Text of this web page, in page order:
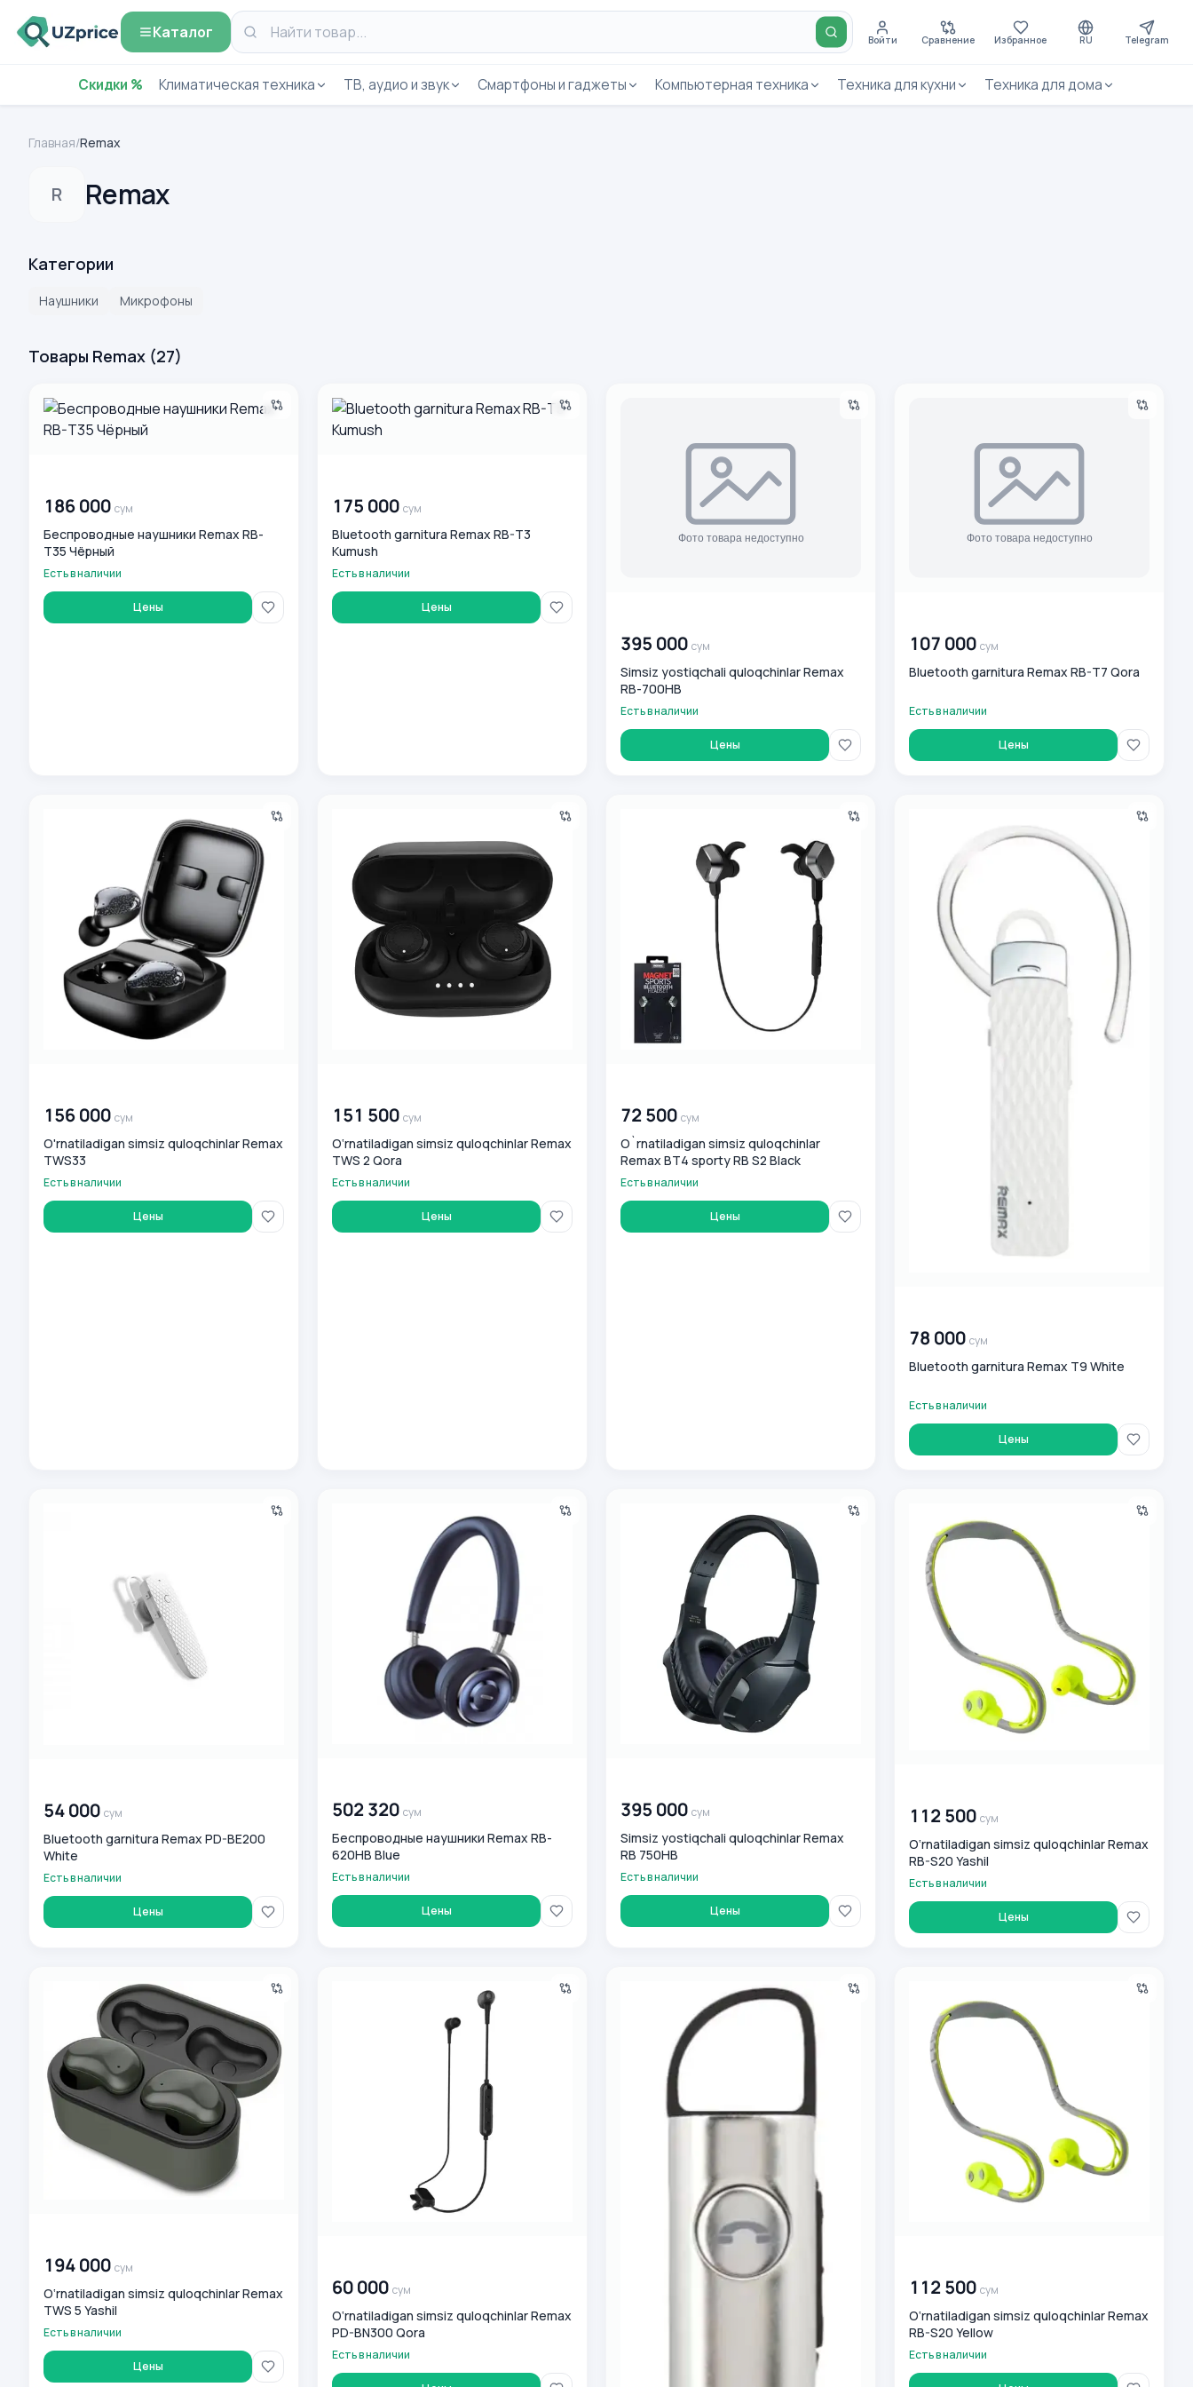
Каталог Войти Сравнение Избранное RU Telegram
Скидки % Климатическая техника ТВ, аудио и звук Смартфоны и гаджеты Компьютерная техника Техника для кухни Техника для дома
Главная/Remax
R Remax
Категории
Наушники Микрофоны
Товары Remax (27)
Беспроводные наушники Remax RB-T35 Чёрный
186 000 сум
Беспроводные наушники Remax RB-
T35 Чёрный
Есть в наличии
Цены
Bluetooth garnitura Remax RB-T3 Kumush
175 000 сум
Bluetooth garnitura Remax RB-T3
Kumush
Есть в наличии
Цены
395 000 сум
Simsiz yostiqchali quloqchinlar Remax
RB-700HB
Есть в наличии
Цены
107 000 сум
Bluetooth garnitura Remax RB-T7 Qora
Есть в наличии
Цены
156 000 сум
O'rnatiladigan simsiz quloqchinlar Remax
TWS33
Есть в наличии
Цены
151 500 сум
O‘rnatiladigan simsiz quloqchinlar Remax
TWS 2 Qora
Есть в наличии
Цены
72 500 сум
O`rnatiladigan simsiz quloqchinlar
Remax BT4 sporty RB S2 Black
Есть в наличии
Цены
78 000 сум
Bluetooth garnitura Remax T9 White
Есть в наличии
Цены
54 000 сум
Bluetooth garnitura Remax PD-BE200
White
Есть в наличии
Цены
502 320 сум
Беспроводные наушники Remax RB-
620HB Blue
Есть в наличии
Цены
395 000 сум
Simsiz yostiqchali quloqchinlar Remax
RB 750HB
Есть в наличии
Цены
112 500 сум
O‘rnatiladigan simsiz quloqchinlar Remax
RB-S20 Yashil
Есть в наличии
Цены
194 000 сум
O‘rnatiladigan simsiz quloqchinlar Remax
TWS 5 Yashil
Есть в наличии
Цены
60 000 сум
O‘rnatiladigan simsiz quloqchinlar Remax
PD-BN300 Qora
Есть в наличии
112 500 сум
O‘rnatiladigan simsiz quloqchinlar Remax
RB-S20 Yellow
Есть в наличии